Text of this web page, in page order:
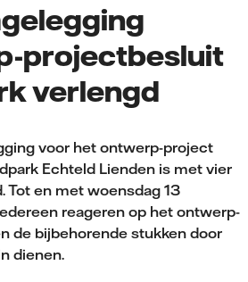
projectbesluit
verlengd
voor het ontwerp-project
Echteld Lienden is met vier
Tot en met woensdag 13
reageren op het ontwerp-
de bijbehorende stukken door
dienen.